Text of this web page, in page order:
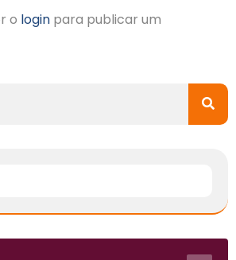
o login para publicar um